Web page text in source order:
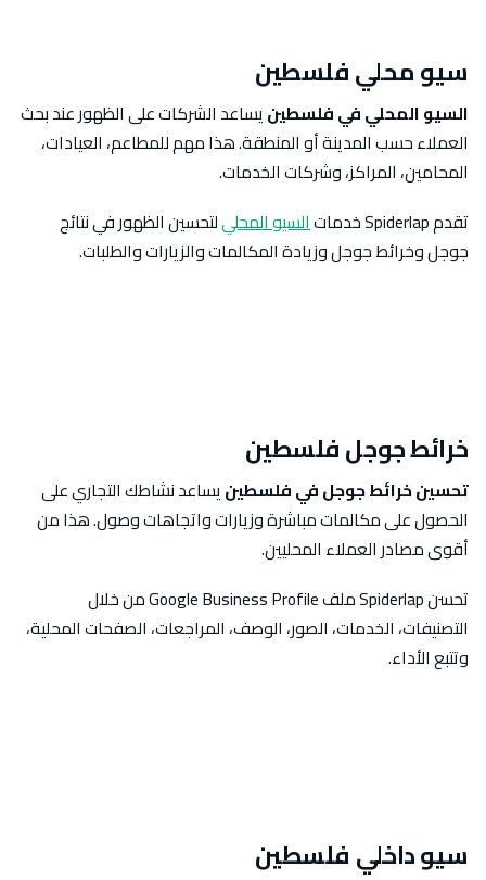
سيو محلي فلسطين
السيو المحلي في فلسطينيساعد الشركات على الظهور عند بحث
العملاء حسب المدينة أو المنطقة. هذا مهم للمطاعم، العيادات،
المحامين، المراكز، وشركات الخدمات.
تقدم Spiderlap خدمات
السيو المحليلتحسين الظهور في نتائج
جوجل وخرائط جوجل وزيادة المكالمات والزيارات والطلبات.
خرائط جوجل فلسطين
تحسين خرائط جوجل في فلسطينيساعد نشاطك التجاري على
الحصول على مكالمات مباشرة وزيارات واتجاهات وصول. هذا من
أقوى مصادر العملاء المحليين.
تحسن Spiderlap ملف Google Business Profile من خلال
التصنيفات، الخدمات، الصور، الوصف، المراجعات، الصفحات المحلية،
وتتبع الأداء.
سيو داخلي فلسطين